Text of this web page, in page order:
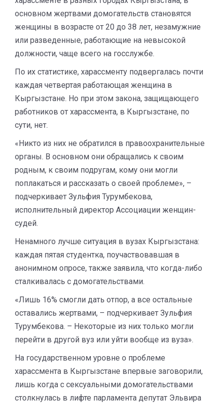
основном жертвами домогательств становятся
женщины в возрасте от 20 до 38 лет, незамужние
или разведенные, работающие на невысокой
должности, чаще всего на госслужбе.
По их статистике, харассменту подвергалась почти
каждая четвертая работающая женщина в
Кыргызстане. Но при этом закона, защищающего
работников от харассмента, в Кыргызстане, по
сути, нет.​
«Никто из них не обратился в правоохранительные
органы. В основном они обращались к своим
родным, к своим подругам, кому они могли
поплакаться и рассказать о своей проблеме», –
подчеркивает ​Зульфия Турумбекова,
исполнительный директор Ассоциации женщин-
судей.
Ненамного лучше ситуация в вузах Кыргызстана:
каждая пятая студентка, поучаствовавшая в
анонимном опросе, также заявила, что когда-либо
сталкивалась с домогательствами.
«Лишь 16% смогли дать отпор, а все остальные
оставались жертвами, – подчеркивает ​Зульфия
Турумбекова. – Некоторые из них только могли
перейти в другой вуз или уйти вообще из вуза».
На государственном уровне о проблеме
харассмента в Кыргызстане впервые заговорили,
лишь когда с сексуальными домогательствами
столкнулась в лифте парламента депутат Эльвира